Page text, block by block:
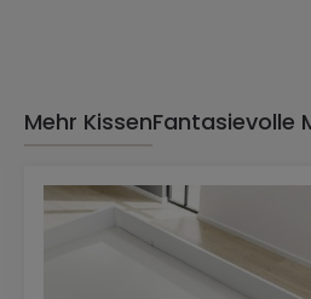
Mehr KissenFantasievolle